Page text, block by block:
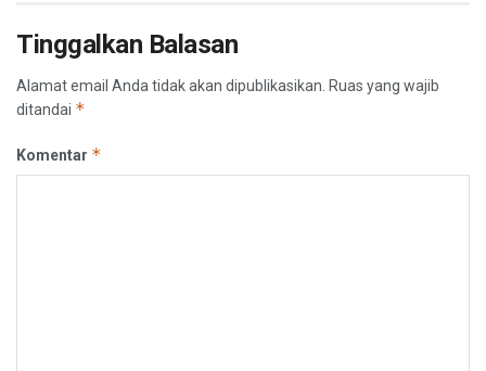
Tinggalkan Balasan
Alamat email Anda tidak akan dipublikasikan. Ruas yang wajib
ditandai *
Komentar *